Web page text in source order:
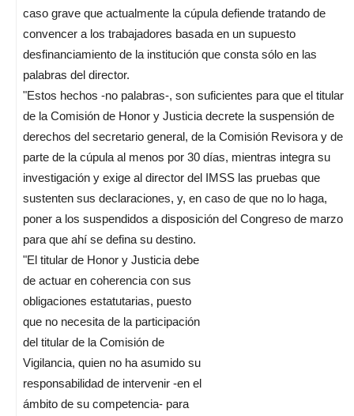
caso grave que actualmente la cúpula defiende tratando de
convencer a los trabajadores basada en un supuesto
desfinanciamiento de la institución que consta sólo en las
palabras del director.
"Estos hechos -no palabras-, son suficientes para que el titular
de la Comisión de Honor y Justicia decrete la suspensión de
derechos del secretario general, de la Comisión Revisora y de
parte de la cúpula al menos por 30 días, mientras integra su
investigación y exige al director del IMSS las pruebas que
sustenten sus declaraciones, y, en caso de que no lo haga,
poner a los suspendidos a disposición del Congreso de marzo
para que ahí se defina su destino.
"El titular de Honor y Justicia debe
de actuar en coherencia con sus
obligaciones estatutarias, puesto
que no necesita de la participación
del titular de la Comisión de
Vigilancia, quien no ha asumido su
responsabilidad de intervenir -en el
ámbito de su competencia- para